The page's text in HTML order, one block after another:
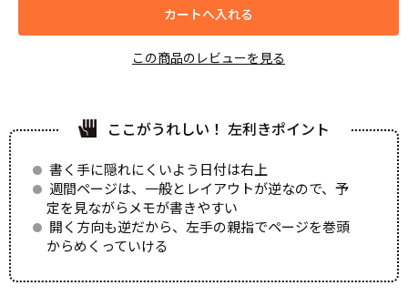
ここがうれしい！ 左利きポイント
書く手に隠れにくいよう日付は右上
週間ページは、一般とレイアウトが逆なので、予
定を見ながらメモが書きやすい
開く方向も逆だから、左手の親指でページを巻頭
からめくっていける
カートへ入れる
この商品のレビューを見る